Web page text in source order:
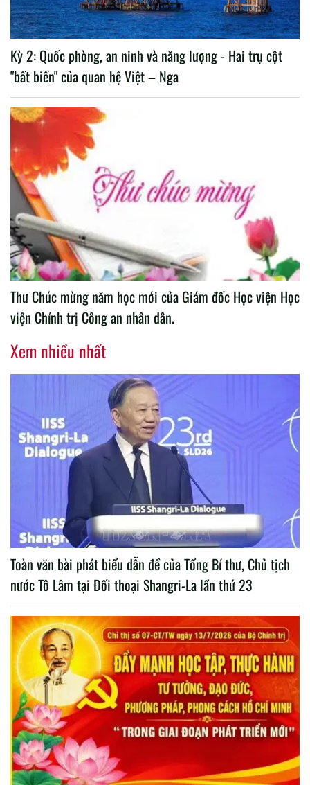
Kỳ 2: Quốc phòng, an ninh và năng lượng - Hai trụ cột
"bất biến" của quan hệ Việt – Nga
Thư Chúc mừng năm học mới của Giám đốc Học viện Học
viện Chính trị Công an nhân dân.
Xem nhiều nhất
Toàn văn bài phát biểu dẫn đề của Tổng Bí thư, Chủ tịch
nước Tô Lâm tại Đối thoại Shangri-La lần thứ 23